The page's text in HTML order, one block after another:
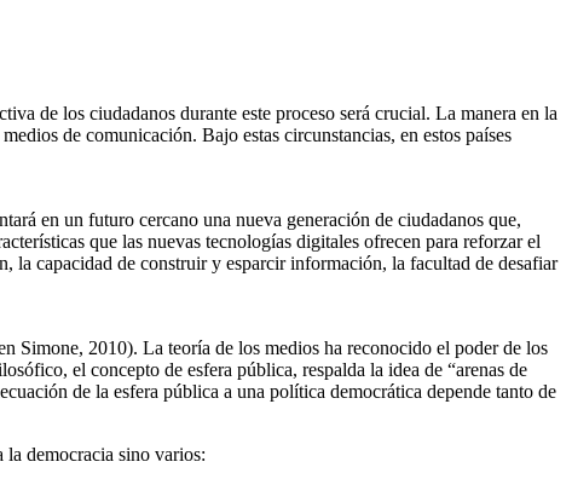
de los ciudadanos durante este proceso será crucial. La manera en la
de comunicación. Bajo estas circunstancias, en estos países
en un futuro cercano una nueva generación de ciudadanos que,
que las nuevas tecnologías digitales ofrecen para reforzar el
la capacidad de construir y esparcir información, la facultad de desafiar
Simone, 2010). La teoría de los medios ha reconocido el poder de los
el concepto de esfera pública, respalda la idea de “arenas de
de la esfera pública a una política democrática depende tanto de
democracia sino varios: